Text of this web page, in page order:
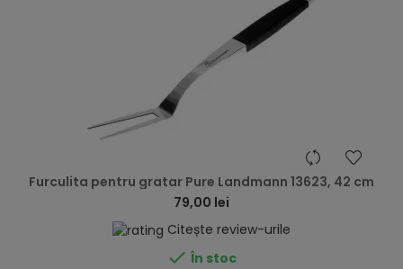
Furculita pentru gratar Pure Landmann 13623, 42 cm
79,00 lei
Citește review-urile
 În stoc